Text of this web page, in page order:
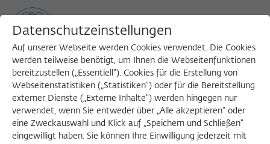
MENU
Search
Datenschutzeinstellungen
Auf unserer Webseite werden Cookies verwendet. Die Cookies
werden teilweise benötigt, um Ihnen die Webseitenfunktionen
bereitzustellen („Essentiell“). Cookies für die Erstellung von
Webseitenstatistiken („Statistiken“) oder für die Bereitstellung
externer Dienste („Externe Inhalte“) werden hingegen nur
verwendet, wenn Sie entweder über „Alle akzeptieren“ oder
eine Zweckauswahl und Klick auf „Speichern und Schließen“
eingewilligt haben. Sie können Ihre Einwilligung jederzeit mit